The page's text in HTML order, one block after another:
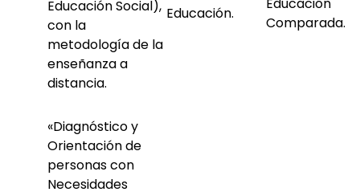
Educación Social),
con la
metodología de la
enseñanza a
distancia.
Educación.
Comparada.
«Diagnóstico y
Orientación de
personas con
Necesidades